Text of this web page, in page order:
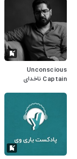
Unconscious
Captain ناخدای